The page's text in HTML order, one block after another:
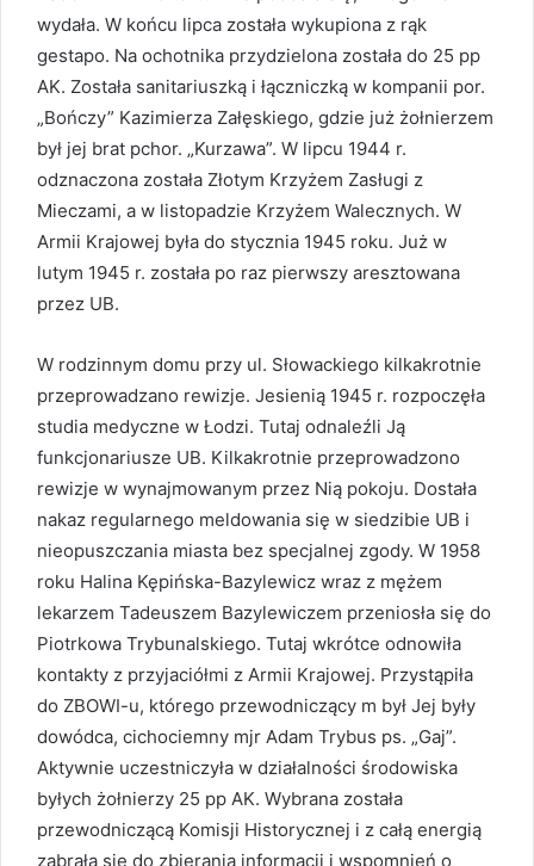
wydała. W końcu lipca została wykupiona z rąk
gestapo. Na ochotnika przydzielona została do 25 pp
AK. Została sanitariuszką i łączniczką w kompanii por.
„Bończy” Kazimierza Załęskiego, gdzie już żołnierzem
był jej brat pchor. „Kurzawa”. W lipcu 1944 r.
odznaczona została Złotym Krzyżem Zasługi z
Mieczami, a w listopadzie Krzyżem Walecznych. W
Armii Krajowej była do stycznia 1945 roku. Już w
lutym 1945 r. została po raz pierwszy aresztowana
przez UB.
W rodzinnym domu przy ul. Słowackiego kilkakrotnie
przeprowadzano rewizje. Jesienią 1945 r. rozpoczęła
studia medyczne w Łodzi. Tutaj odnaleźli Ją
funkcjonariusze UB. Kilkakrotnie przeprowadzono
rewizje w wynajmowanym przez Nią pokoju. Dostała
nakaz regularnego meldowania się w siedzibie UB i
nieopuszczania miasta bez specjalnej zgody. W 1958
roku Halina Kępińska-Bazylewicz wraz z mężem
lekarzem Tadeuszem Bazylewiczem przeniosła się do
Piotrkowa Trybunalskiego. Tutaj wkrótce odnowiła
kontakty z przyjaciółmi z Armii Krajowej. Przystąpiła
do ZBOWI-u, którego przewodniczący m był Jej były
dowódca, cichociemny mjr Adam Trybus ps. „Gaj”.
Aktywnie uczestniczyła w działalności środowiska
byłych żołnierzy 25 pp AK. Wybrana została
przewodniczącą Komisji Historycznej i z całą energią
zabrała się do zbierania informacji i wspomnień o